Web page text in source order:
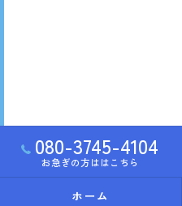
080-3745-4104
お急ぎの方ははこちら
ホーム